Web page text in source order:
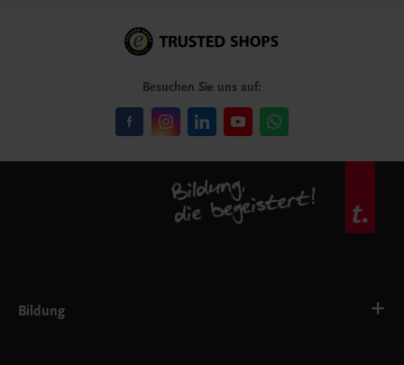
Besuchen Sie uns auf:
Bildung